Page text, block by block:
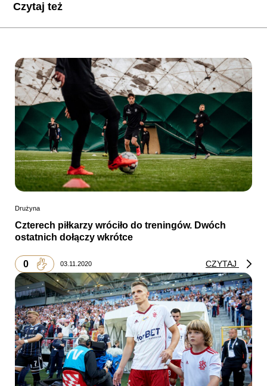
Czytaj też
Drużyna
Czterech piłkarzy wróciło do treningów. Dwóch
ostatnich dołączy wkrótce
0 03.11.2020 CZYTAJ